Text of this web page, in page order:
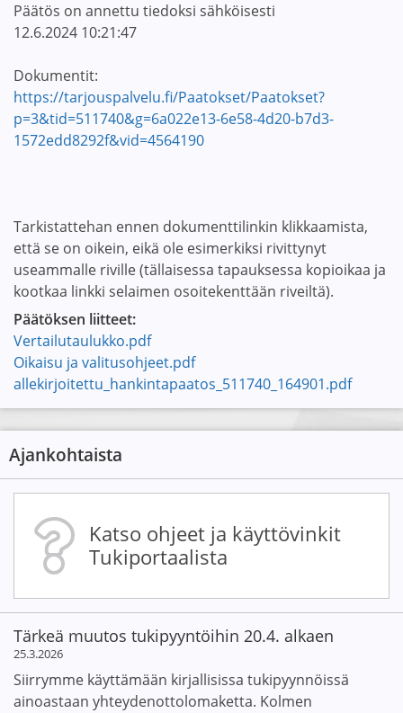
Päätös on annettu tiedoksi sähköisesti
12.6.2024 10:21:47
Dokumentit:
https://tarjouspalvelu.fi/Paatokset/Paatokset?
p=3&tid=511740&g=6a022e13-6e58-4d20-b7d3-
1572edd8292f&vid=4564190
Tarkistattehan ennen dokumenttilinkin klikkaamista,
että se on oikein, eikä ole esimerkiksi rivittynyt
useammalle riville (tällaisessa tapauksessa kopioikaa ja
kootkaa linkki selaimen osoitekenttään riveiltä).
Päätöksen liitteet:
Vertailutaulukko.pdf
Oikaisu ja valitusohjeet.pdf
allekirjoitettu_hankintapaatos_511740_164901.pdf
Ajankohtaista
Katso ohjeet ja käyttövinkit
Tukiportaalista
Tärkeä muutos tukipyyntöihin 20.4. alkaen
25.3.2026
Siirrymme käyttämään kirjallisissa tukipyynnöissä
ainoastaan yhteydenottolomaketta. Kolmen